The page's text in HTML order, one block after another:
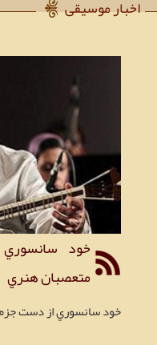
اخبار موسیقی
خود
متعصبان هنري
خود سانسوري از دست